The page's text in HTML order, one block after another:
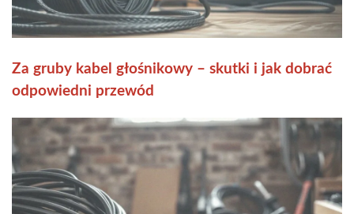
Za gruby kabel głośnikowy – skutki i jak dobrać
odpowiedni przewód